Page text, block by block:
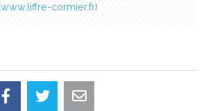
www.liffre-cormier.fr